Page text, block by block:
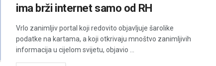
ima brži internet samo od RH
Vrlo zanimljiv portal koji redovito objavljuje šarolike
podatke na kartama, a koji otkrivaju mnoštvo zanimljivih
informacija u cijelom svijetu, objavio ...